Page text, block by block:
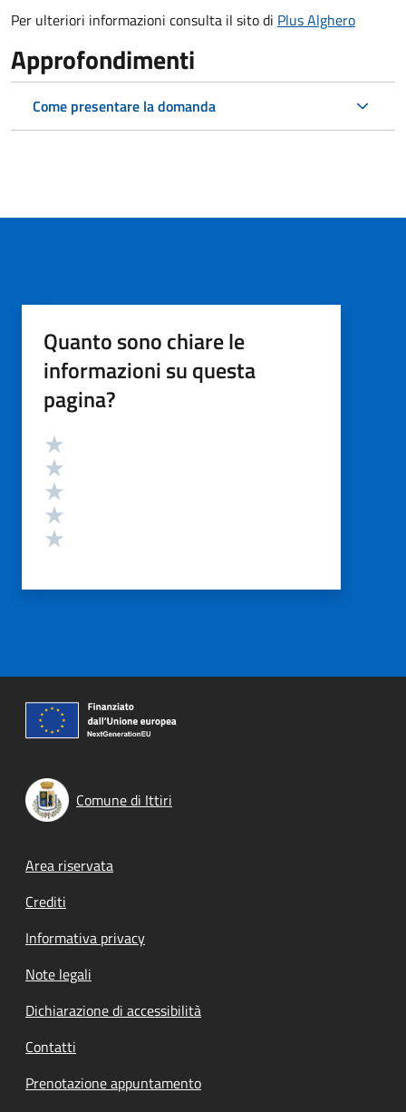
Per ulteriori informazioni consulta il sito di Plus Alghero
Approfondimenti
Come presentare la domanda
Quanto sono chiare le
informazioni su questa
pagina?
Valutazione
Comune di Ittiri
Footer menu
Area riservata
Crediti
Informativa privacy
Note legali
Dichiarazione di accessibilità
Contatti
Prenotazione appuntamento